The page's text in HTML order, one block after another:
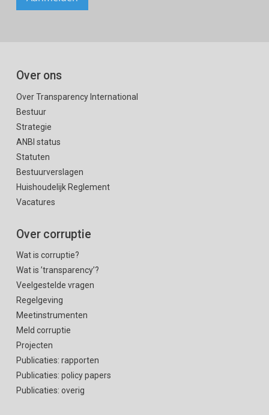
Over ons
Over Transparency International
Bestuur
Strategie
ANBI status
Statuten
Bestuurverslagen
Huishoudelijk Reglement
Vacatures
Over corruptie
Wat is corruptie?
Wat is ’transparency’?
Veelgestelde vragen
Regelgeving
Meetinstrumenten
Meld corruptie
Projecten
Publicaties: rapporten
Publicaties: policy papers
Publicaties: overig